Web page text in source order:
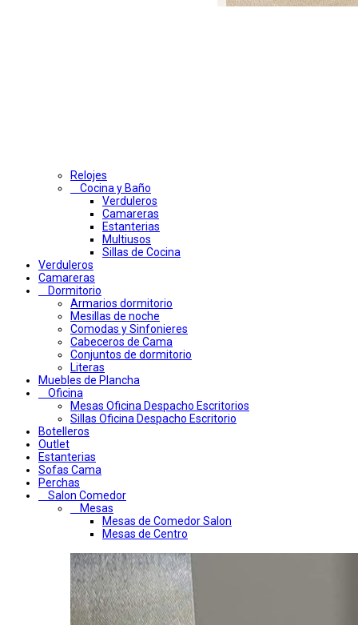
Relojes
Cocina y Baño
Verduleros
Camareras
Estanterias
Multiusos
Sillas de Cocina
Verduleros
Camareras
Dormitorio
Armarios dormitorio
Mesillas de noche
Comodas y Sinfonieres
Cabeceros de Cama
Conjuntos de dormitorio
Literas
Muebles de Plancha
Oficina
Mesas Oficina Despacho Escritorios
Sillas Oficina Despacho Escritorio
Botelleros
Outlet
Estanterias
Sofas Cama
Perchas
Salon Comedor
Mesas
Mesas de Comedor Salon
Mesas de Centro